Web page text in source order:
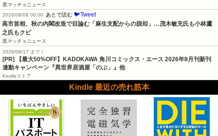
黒マッチョニュース
2026/08/08 00:00
あとで読む 🐦Tweet
高市首相、秋の内閣改造で目論む「麻生支配からの脱却」…茂木敏充氏も小林鷹
之氏もクビ
黒マッチョニュース
2026/08/17 まで！
[PR] 【最大50%OFF】KADOKAWA 角川コミックス・エース 2026年8月刊新刊
連動キャンペーン『異世界居酒屋「のぶ」』他
Kindleストア
Kindle 最近の売れ筋本